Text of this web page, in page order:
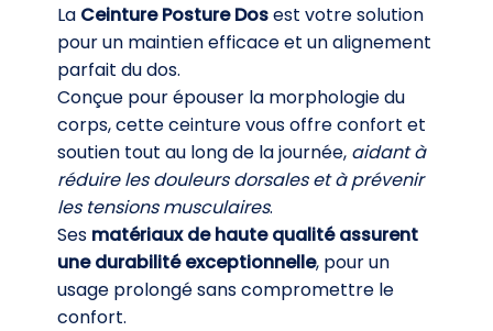
La Ceinture Posture Dosest votre solution
pour un maintien efficace et un alignement
parfait du dos.
Conçue pour épouser la morphologie du
corps, cette ceinture vous offre confort et
soutien tout au long de la journée, aidant à
réduire les douleurs dorsales et à prévenir
les tensions musculaires.
Ses matériaux de haute qualité assurent
une durabilité exceptionnelle, pour un
usage prolongé sans compromettre le
confort.